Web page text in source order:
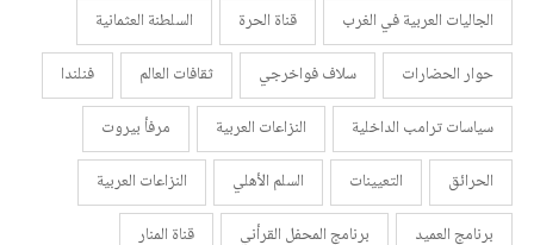
الجاليات العربية في الغرب
قناة الحرة
السلطنة العثمانية
حوار الحضارات
سلاف فواخرجي ثقافات العالم
فنلندا
سياسات ترامب الداخلية
النزاعات العربية
مرفأ بيروت
الحرائق
التعيينات السلم الأهلي
النزاعات العربية
برنامج العميد
برنامج المحفل القرأني قناة المنار